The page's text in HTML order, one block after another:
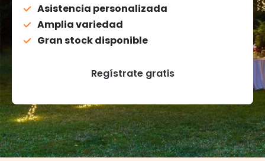
Asistencia personalizada
Amplia variedad
Gran stock disponible
Regístrate gratis